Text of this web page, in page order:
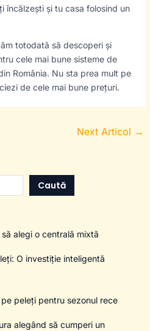
încălzești și tu casa folosind un
totodată să descoperi și
cele mai bune sisteme de
România. Nu sta prea mult pe
de cele mai bune prețuri.
Next Articol →
Caută
alegi o centrală mixtă
O investiție inteligentă
peleți pentru sezonul rece
alegând să cumperi un